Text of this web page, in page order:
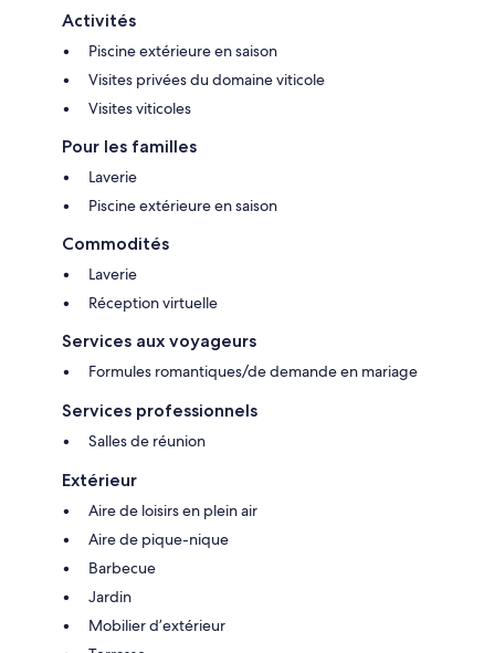
Activités
Piscine extérieure en saison
Visites privées du domaine viticole
Visites viticoles
Pour les familles
Laverie
Piscine extérieure en saison
Commodités
Laverie
Réception virtuelle
Services aux voyageurs
Formules romantiques/de demande en mariage
Services professionnels
Salles de réunion
Extérieur
Aire de loisirs en plein air
Aire de pique-nique
Barbecue
Jardin
Mobilier d’extérieur